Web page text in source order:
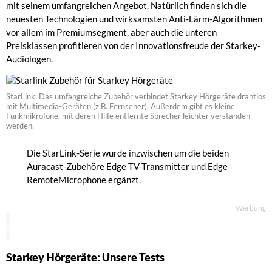
mit seinem umfangreichen Angebot. Natürlich finden sich die
neuesten Technologien und wirksamsten Anti-Lärm-Algorithmen
vor allem im Premiumsegment, aber auch die unteren
Preisklassen profitieren von der Innovationsfreude der Starkey-
Audiologen.
StarLink: Das umfangreiche Zubehör verbindet Starkey Hörgeräte drahtlos
mit Multimedia-Geräten (z.B. Fernseher). Außerdem gibt es kleine
Funkmikrofone, mit deren Hilfe entfernte Sprecher leichter verstanden
werden.
Die StarLink-Serie wurde inzwischen um die beiden
Auracast-Zubehöre Edge TV-Transmitter und Edge
RemoteMicrophone ergänzt.
Werbung
Starkey Hörgeräte: Unsere Tests